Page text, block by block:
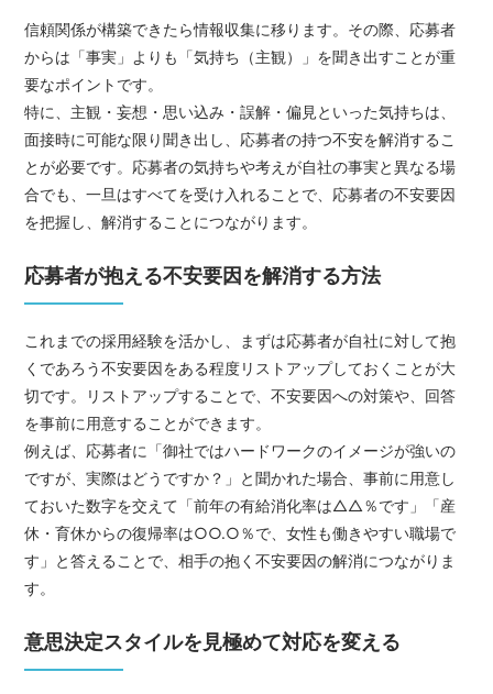
信頼関係が構築できたら情報収集に移ります。その際、応募者
からは「事実」よりも「気持ち（主観）」を聞き出すことが重
要なポイントです。
特に、主観・妄想・思い込み・誤解・偏見といった気持ちは、
面接時に可能な限り聞き出し、応募者の持つ不安を解消するこ
とが必要です。応募者の気持ちや考えが自社の事実と異なる場
合でも、一旦はすべてを受け入れることで、応募者の不安要因
を把握し、解消することにつながります。
応募者が抱える不安要因を解消する方法
これまでの採用経験を活かし、まずは応募者が自社に対して抱
くであろう不安要因をある程度リストアップしておくことが大
切です。リストアップすることで、不安要因への対策や、回答
を事前に用意することができます。
例えば、応募者に「御社ではハードワークのイメージが強いの
ですが、実際はどうですか？」と聞かれた場合、事前に用意し
ておいた数字を交えて「前年の有給消化率は△△％です」「産
休・育休からの復帰率は○○.○％で、女性も働きやすい職場で
す」と答えることで、相手の抱く不安要因の解消につながりま
す。
意思決定スタイルを見極めて対応を変える